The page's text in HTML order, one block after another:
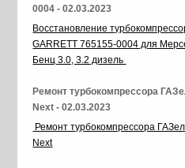
0004 - 02.03.2023
Восстановление
GARRETT 765155-0004 для
Бенц 3.0, 3.2 дизель
Ремонт турбокомпрессора
Next - 02.03.2023
Ремонт турбокомпрессора
Next